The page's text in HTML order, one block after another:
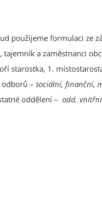
použijeme formulaci ze
a zaměstnanci
starostka, 1.
– sociální, finanční,
oddělení – odd.